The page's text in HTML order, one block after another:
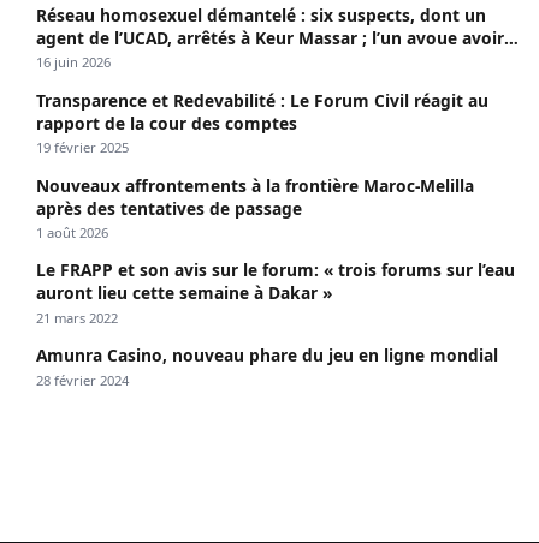
Réseau homosexuel démantelé : six suspects, dont un
agent de l’UCAD, arrêtés à Keur Massar ; l’un avoue avoir
propagé le VIH depuis 2018
16 juin 2026
Transparence et Redevabilité : Le Forum Civil réagit au
rapport de la cour des comptes
19 février 2025
Nouveaux affrontements à la frontière Maroc-Melilla
après des tentatives de passage
1 août 2026
Le FRAPP et son avis sur le forum: « trois forums sur l’eau
auront lieu cette semaine à Dakar »
21 mars 2022
Amunra Casino, nouveau phare du jeu en ligne mondial
28 février 2024